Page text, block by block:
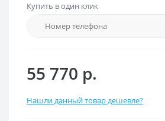
Купить в один клик
55 770 р.
Нашли данный товар дешевле?